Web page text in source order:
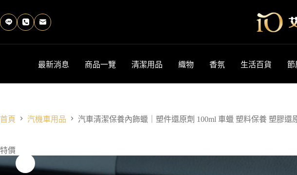
至
主
最新消息 商品一覽 清潔用品 織物 香氛 生活百貨 節
首頁 汽機車用品 汽車清潔保養內飾蠟｜塑件還原劑 100ml 車蠟 塑料保養 塑膠
特價